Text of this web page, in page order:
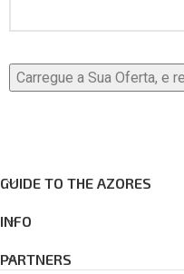
GUIDE TO THE AZORES
INFO
PARTNERS